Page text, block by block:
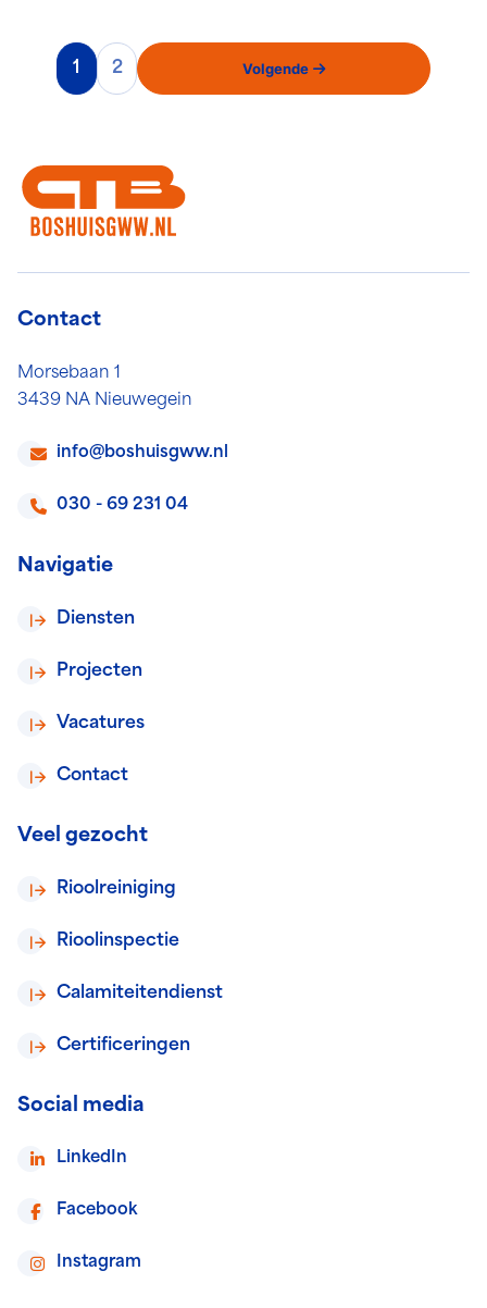
1 2 Volgende
Contact
Morsebaan 1
3439 NA Nieuwegein
info@boshuisgww.nl
030 - 69 231 04
Navigatie
Diensten
Projecten
Vacatures
Contact
Veel gezocht
Rioolreiniging
Rioolinspectie
Calamiteitendienst
Certificeringen
Social media
LinkedIn
Facebook
Instagram